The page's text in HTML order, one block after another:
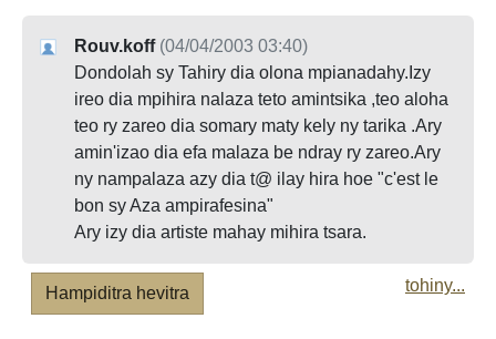
Rouv.koff (04/04/2003 03:40)
Dondolah sy Tahiry dia olona mpianadahy.Izy
ireo dia mpihira nalaza teto amintsika ,teo aloha
teo ry zareo dia somary maty kely ny tarika .Ary
amin'izao dia efa malaza be ndray ry zareo.Ary
ny nampalaza azy dia t@ ilay hira hoe "c'est le
bon sy Aza ampirafesina"
Ary izy dia artiste mahay mihira tsara.
Hampiditra hevitra tohiny...